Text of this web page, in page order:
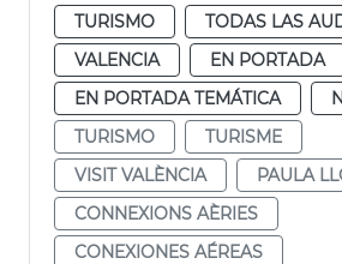
TURISMO
TODAS LAS
VALENCIA
EN PORTADA
EN PORTADA TEMÁTICA
TURISMO
TURISME
VISIT VALÈNCIA
PAULA
CONNEXIONS AÈRIES
CONEXIONES AÉREAS